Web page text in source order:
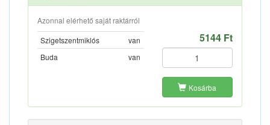
Azonnal elérhető saját raktárról
Szigetszentmiklós
van
Buda
van
5144 Ft
Kosárba